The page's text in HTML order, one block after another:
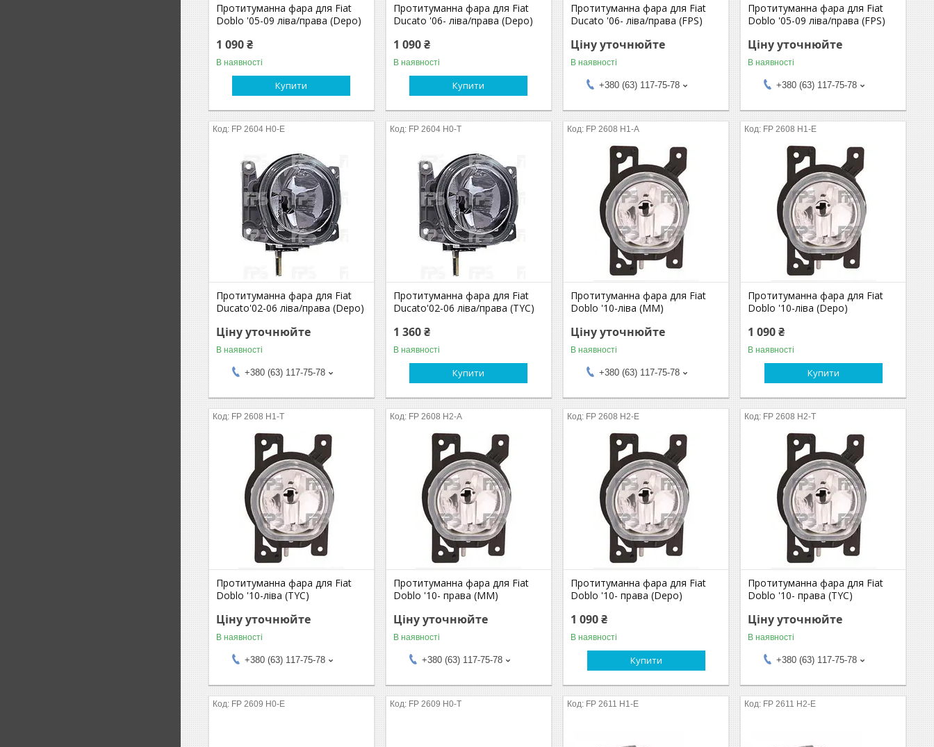
Протитуманна фара для Fiat
Doblo '05-09 ліва/права (Depo)
1 090 ₴
В наявності
Купити
Протитуманна фара для Fiat
Ducato '06- ліва/права (Depo)
1 090 ₴
В наявності
Купити
Протитуманна фара для Fiat
Ducato '06- ліва/права (FPS)
Ціну уточнюйте
В наявності
+380 (63) 117-75-78
Протитуманна фара для Fiat
Doblo '05-09 ліва/права (FPS)
Ціну уточнюйте
В наявності
+380 (63) 117-75-78
FP 2604 H0-E
Протитуманна фара для Fiat
Ducato'02-06 ліва/права (Depo)
Ціну уточнюйте
В наявності
+380 (63) 117-75-78
FP 2604 H0-T
Протитуманна фара для Fiat
Ducato'02-06 ліва/права (TYC)
1 360 ₴
В наявності
Купити
FP 2608 H1-A
Протитуманна фара для Fiat
Doblo '10-ліва (MM)
Ціну уточнюйте
В наявності
+380 (63) 117-75-78
FP 2608 H1-E
Протитуманна фара для Fiat
Doblo '10-ліва (Depo)
1 090 ₴
В наявності
Купити
FP 2608 H1-T
Протитуманна фара для Fiat
Doblo '10-ліва (TYC)
Ціну уточнюйте
В наявності
+380 (63) 117-75-78
FP 2608 H2-A
Протитуманна фара для Fiat
Doblo '10- права (MM)
Ціну уточнюйте
В наявності
+380 (63) 117-75-78
FP 2608 H2-E
Протитуманна фара для Fiat
Doblo '10- права (Depo)
1 090 ₴
В наявності
Купити
FP 2608 H2-T
Протитуманна фара для Fiat
Doblo '10- права (TYC)
Ціну уточнюйте
В наявності
+380 (63) 117-75-78
FP 2609 H0-E FP 2609 H0-T FP 2611 H1-E FP 2611 H2-E